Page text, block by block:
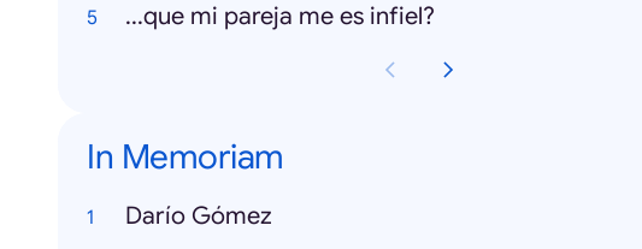
...que mi pareja me es infiel?
In Memoriam
Darío Gómez